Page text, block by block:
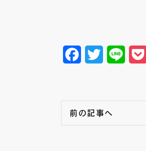
Facebook
TwitterLine
前の記事へ